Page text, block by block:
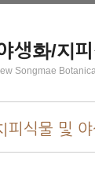
생화/지
Songmae
피식물 및